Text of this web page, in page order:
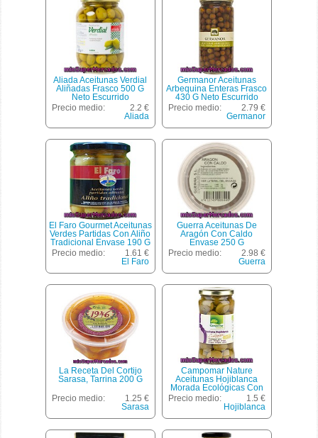
Aliada Aceitunas Verdial
Aliñadas Frasco 500 G
Neto Escurrido
Precio medio:
2.2 €
Aliada
Germanor Aceitunas
Arbequina Enteras Frasco
430 G Neto Escurrido
Precio medio:
2.79 €
Germanor
El Faro Gourmet Aceitunas
Verdes Partidas Con Aliño
Tradicional Envase 190 G
Precio medio:
1.61 €
El Faro
Guerra Aceitunas De
Aragón Con Caldo
Envase 250 G
Precio medio:
2.98 €
Guerra
La Receta Del Cortijo
Sarasa, Tarrina 200 G
Precio medio:
1.25 €
Sarasa
Campomar Nature
Aceitunas Hojiblanca
Morada Ecológicas Con
Ajo Y Orégano Frasco 200
G Neto Escurrido
Precio medio:
1.5 €
Hojiblanca